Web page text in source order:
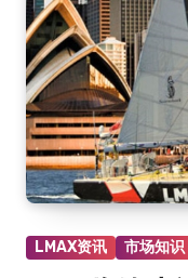
LMAX资讯 市场知识